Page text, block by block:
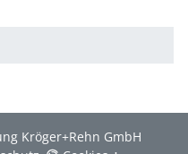
Kröger+Rehn GmbH